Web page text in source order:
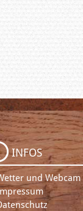
INFOS
und Webcam